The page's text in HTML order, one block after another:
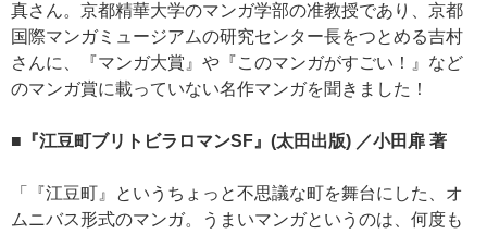
真さん。京都精華大学のマンガ学部の准教授であり、京都
国際マンガミュージアムの研究センター長をつとめる吉村
さんに、『マンガ大賞』や『このマンガがすごい！』など
のマンガ賞に載っていない名作マンガを聞きました！
■『江豆町ブリトビラロマンSF』(太田出版) ／小田扉 著
「『江豆町』というちょっと不思議な町を舞台にした、オ
ムニバス形式のマンガ。うまいマンガというのは、何度も